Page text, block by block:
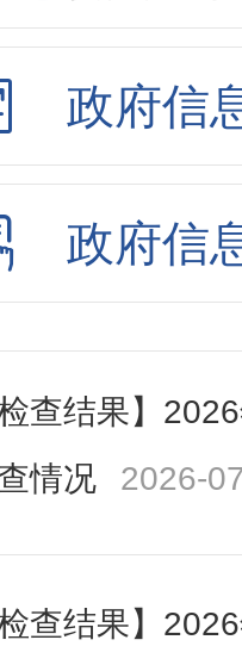
招投标行
建议提案办
重大行政决
公务员招考
政府信
政府信
检查结果】
情况
2026-
检查结果】